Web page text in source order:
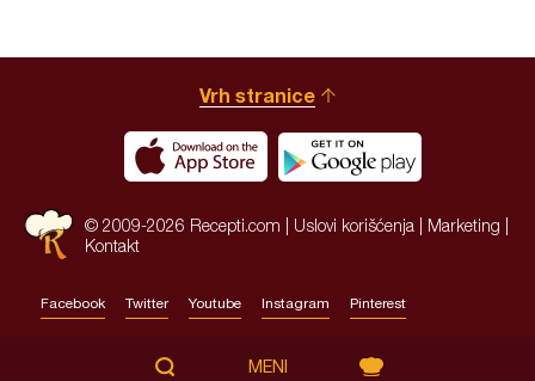
Vrh stranice
© 2009-2026 Recepti.com | Uslovi korišćenja Marketing
Kontakt
Facebook Twitter Youtube Instagram Pinterest